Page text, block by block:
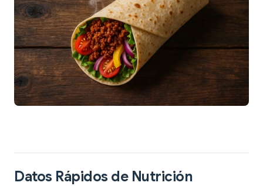
Datos Rápidos de Nutrición